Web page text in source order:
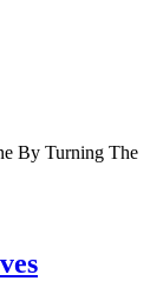
By Turning The